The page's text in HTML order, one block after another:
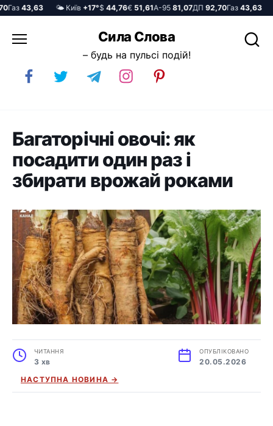
43,63 🌤️ Київ+17°$44,76€51,61А-9581,07ДП92,70Газ43,63 🌤️
до
Сила Слова
– будь на пульсі подій!
Багаторічні овочі: як
посадити один раз і
збирати врожай роками
ЧИТАННЯ
3 хв
ОПУБЛІКОВАНО
20.05.2026
НАСТУПНА НОВИНА →